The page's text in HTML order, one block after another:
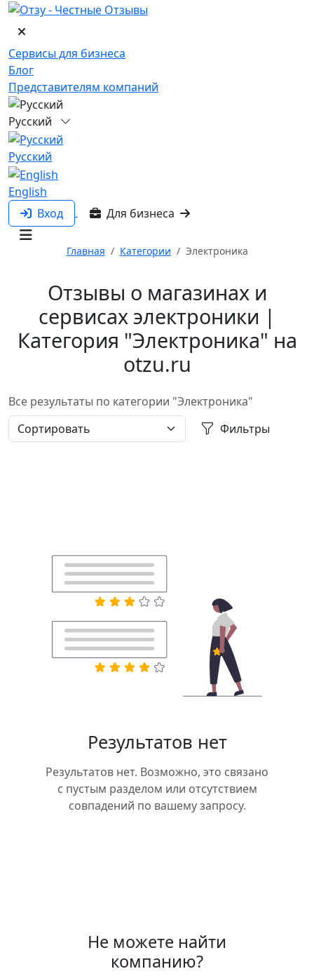
Сервисы для бизнеса
Блог
Представителям компаний
Русский
Русский
English
Вход
Для бизнеса
Главная Категории Электроника
Отзывы о магазинах и
сервисах электроники |
Категория "Электроника" на
otzu.ru
Все результаты по категории "Электроника"
Фильтры
Результатов нет
Результатов нет. Возможно, это связано
с пустым разделом или отсутствием
совпадений по вашему запросу.
Не можете найти
компанию?